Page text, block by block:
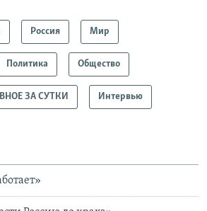
Россия Мир
Политика Общество
ЗА СУТКИ Интервью